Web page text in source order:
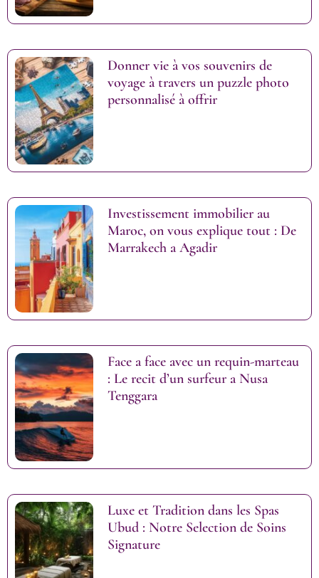
Donner vie à vos souvenirs de
voyage à travers un puzzle photo
personnalisé à offrir
Investissement immobilier au
Maroc, on vous explique tout : De
Marrakech a Agadir
Face a face avec un requin-marteau
: Le recit d’un surfeur a Nusa
Tenggara
Luxe et Tradition dans les Spas
Ubud : Notre Selection de Soins
Signature